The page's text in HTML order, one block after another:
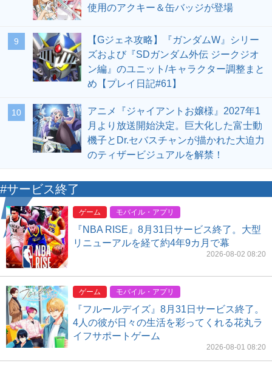
使用のアクキー＆缶バッジが登場
9
【Gジェネ攻略】『ガンダムW』シリー
ズおよび『SDガンダム外伝 ジークジオ
ン編』のユニット/キャラクター調整まと
め【プレイ日記#61】
10
アニメ『ジャイアントお嬢様』2027年1
月より放送開始決定。巨大化した富士動
機子とDr.セバスチャンが描かれた大迫力
のティザービジュアルを解禁！
#サービス終了
ゲーム モバイル・アプリ
『NBA RISE』8月31日サービス終了。大型
リニューアルを経て約4年9カ月で幕
2026-08-02 08:20
ゲーム モバイル・アプリ
『フルールデイズ』8月31日サービス終了。
4人の彼が日々の生活を彩ってくれる花丸ラ
イフサポートゲーム
2026-08-01 08:20